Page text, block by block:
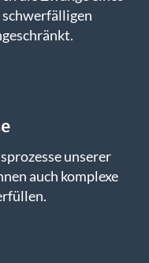
schwerfälligen
unserer
auch komplexe